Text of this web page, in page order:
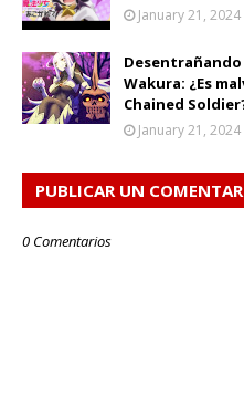
January 21, 2024
Wakura: ¿Es
Chained
January 21, 2024
PUBLICAR UN
0 Comentarios